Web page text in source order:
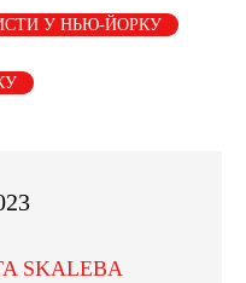
У НЬЮ-ЙОРКУ
SKALEBA